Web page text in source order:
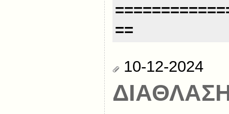
==
10-12-2024